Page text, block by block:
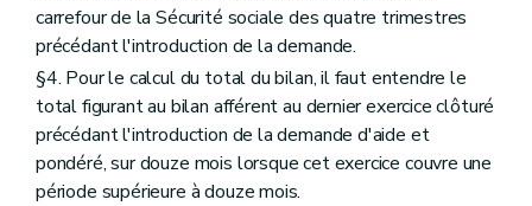
carrefour de la Sécurité sociale des quatre trimestres
précédant l'introduction de la demande.
§4. Pour le calcul du total du bilan, il faut entendre le
total figurant au bilan afférent au dernier exercice clôturé
précédant l'introduction de la demande d'aide et
pondéré, sur douze mois lorsque cet exercice couvre une
période supérieure à douze mois.